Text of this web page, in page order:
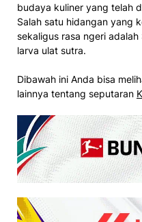
budaya kuliner yang telah
Salah satu hidangan yang
sekaligus rasa ngeri
larva ulat sutra.
Dibawah ini Anda bisa
lainnya tentang seputaran